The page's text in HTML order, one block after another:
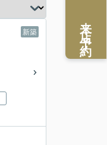
新築 来店予約